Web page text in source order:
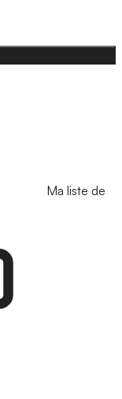
Ma liste de